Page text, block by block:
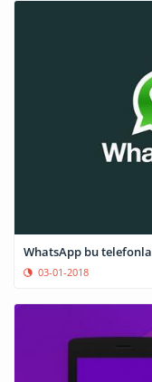
WhatsApp bu
03-01-2018